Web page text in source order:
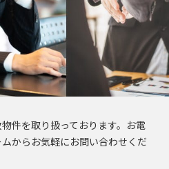
件を取り扱っております。お電
からお気軽にお問い合わせくだ